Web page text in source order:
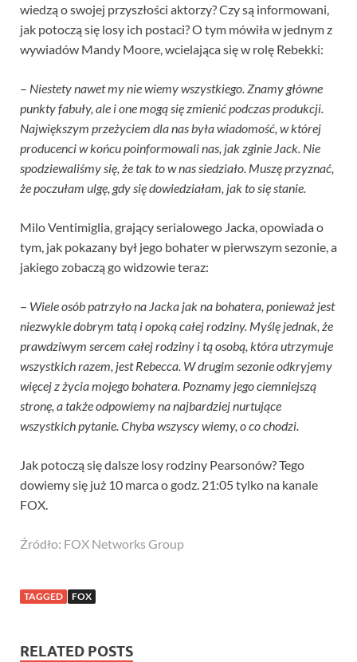
wiedzą o swojej przyszłości aktorzy? Czy są informowani,
jak potoczą się losy ich postaci? O tym mówiła w jednym z
wywiadów Mandy Moore, wcielająca się w rolę Rebekki:
– Niestety nawet my nie wiemy wszystkiego. Znamy główne
punkty fabuły, ale i one mogą się zmienić podczas produkcji.
Największym przeżyciem dla nas była wiadomość, w której
producenci w końcu poinformowali nas, jak zginie Jack. Nie
spodziewaliśmy się, że tak to w nas siedziało. Muszę przyznać,
że poczułam ulgę, gdy się dowiedziałam, jak to się stanie.
Milo Ventimiglia, grający serialowego Jacka, opowiada o
tym, jak pokazany był jego bohater w pierwszym sezonie, a
jakiego zobaczą go widzowie teraz:
– Wiele osób patrzyło na Jacka jak na bohatera, ponieważ jest
niezwykle dobrym tatą i opoką całej rodziny. Myślę jednak, że
prawdziwym sercem całej rodziny i tą osobą, która utrzymuje
wszystkich razem, jest Rebecca. W drugim sezonie odkryjemy
więcej z życia mojego bohatera. Poznamy jego ciemniejszą
stronę, a także odpowiemy na najbardziej nurtujące
wszystkich pytanie. Chyba wszyscy wiemy, o co chodzi.
Jak potoczą się dalsze losy rodziny Pearsonów? Tego
dowiemy się już 10 marca o godz. 21:05 tylko na kanale
FOX.
Źródło: FOX Networks Group
TAGGED FOX
RELATED POSTS